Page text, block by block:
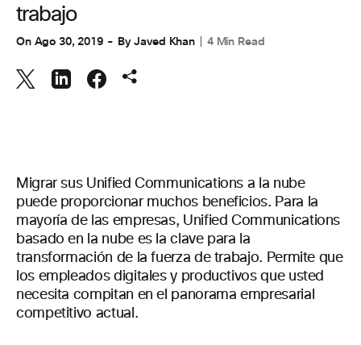
trabajo
On Ago 30, 2019 ByJaved Khan 4 Min Read
Migrar sus Unified Communications a la nube
puede proporcionar muchos beneficios. Para la
mayoría de las empresas, Unified Communications
basado en la nube es la clave para la
transformación de la fuerza de trabajo. Permite que
los empleados digitales y productivos que usted
necesita compitan en el panorama empresarial
competitivo actual.